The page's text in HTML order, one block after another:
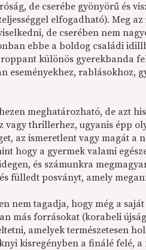
de cserébe gyönyörű és
elfogadható). Meg
de cserében nem
ebbe a boldog családi
különös gyerekbanda
eseményekhez, rablásokhoz,
meghatározható, de azt
thrillerhez, ugyanis épp
az ismeretlent vagy magát
hogy a gyermek valami
és számunkra
fülledt posványt, amely
nem tagadja, hogy még a
más forrásokat (korabeli
amelyek természetesen
kisregényben a finálé felé,